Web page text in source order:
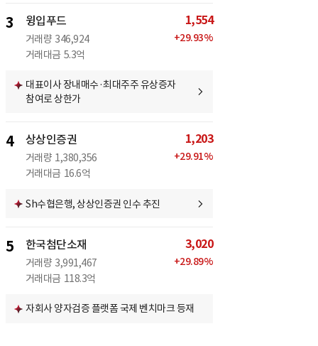
3 윙입푸드
거래량 346,924
거래대금 5.3억
1,554
+29.93%
대표이사 장내매수·최대주주 유상증자
참여로 상한가
4 상상인증권
거래량 1,380,356
거래대금 16.6억
1,203
+29.91%
Sh수협은행, 상상인증권 인수 추진
5 한국첨단소재
거래량 3,991,467
거래대금 118.3억
3,020
+29.89%
자회사 양자검증 플랫폼 국제 벤치마크 등재